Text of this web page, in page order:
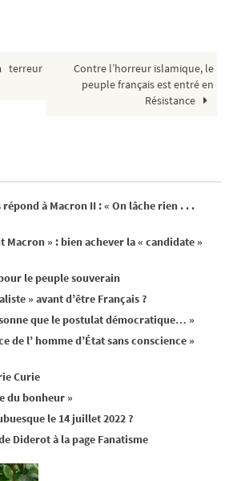
terreur
Contre l’horreur islamique, le
peuple français est entré en
Résistance
à Macron II : « On lâche rien . . .
Macron » : bien achever la « candidate »
le peuple souverain
» avant d’être Français ?
que le postulat démocratique… »
de l’ homme d’État sans conscience »
Curie
du bonheur »
le 14 juillet 2022 ?
Diderot à la page Fanatisme